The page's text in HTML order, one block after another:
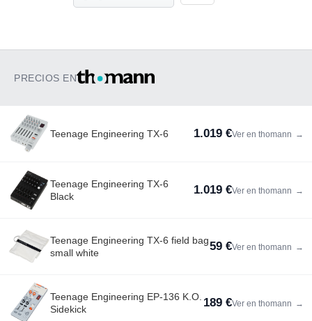
PRECIOS EN
Teenage Engineering TX-6 1.019 €Ver en thomann →
Teenage Engineering TX-6
Black
1.019 €Ver en thomann →
Teenage Engineering TX-6 field bag
small white
59 €Ver en thomann →
Teenage Engineering EP-136 K.O.
Sidekick
189 €Ver en thomann →